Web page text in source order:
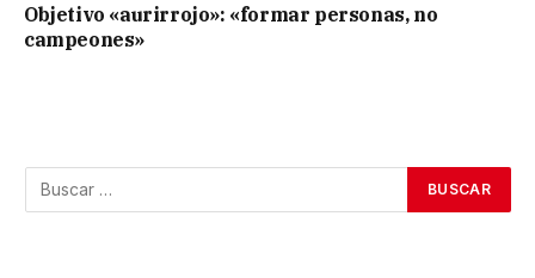
Objetivo «aurirrojo»: «formar personas, no
campeones»